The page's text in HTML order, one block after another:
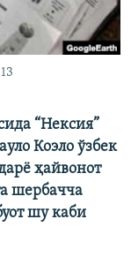
“Нексия”
Коэло ўзбек
ҳайвонот
шербачча
шу каби